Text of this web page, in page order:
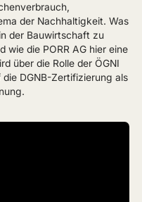
der Nachhaltigkeit. Was
der Bauwirtschaft zu
wie die PORR AG hier eine
über die Rolle der ÖGNI
DGNB-Zertifizierung als